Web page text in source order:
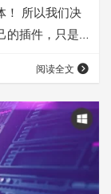
！ 所以我们决
的插件，只是
待向您展示所
件支持： 插件
、CC2015、
阅读全文